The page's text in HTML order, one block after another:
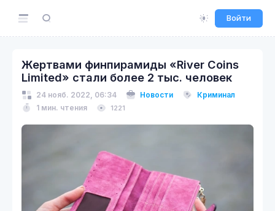
Войти
Жертвами финпирамиды «River Coins
Limited» стали более 2 тыс. человек
24 нояб. 2022, 06:34 Новости
Криминал
1 мин. чтения
1221